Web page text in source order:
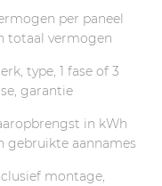
per paneel
totaal vermogen
type, 1 fase of 3
garantie
in kWh
gebruikte aannames
montage,